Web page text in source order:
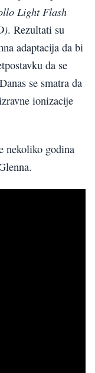
Light Flash
. Rezultati su
adaptacija da bi
da se
se smatra da
ionizacije
nekoliko godina